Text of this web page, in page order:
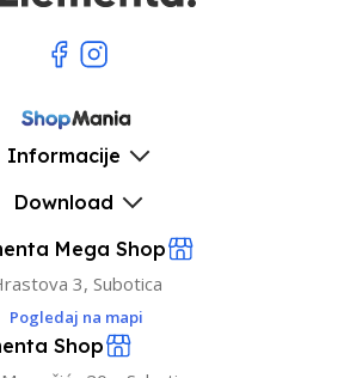
Informacije
Download
Mega Shop
3, Subotica
Pogledaj na mapi
Shop